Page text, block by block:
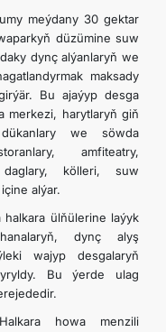
meýdany 30 gektar
düzümine suw
dynç alýanlaryň we
maksady
Bu ajaýyp desga
merkezi, harytlaryň giň
we söwda
amfiteatry,
daglary, kölleri, suw
alýar.
halkara ülňülerine laýyk
dynç alyş
wajyp desgalaryň
Bu ýerde ulag
howa menzili